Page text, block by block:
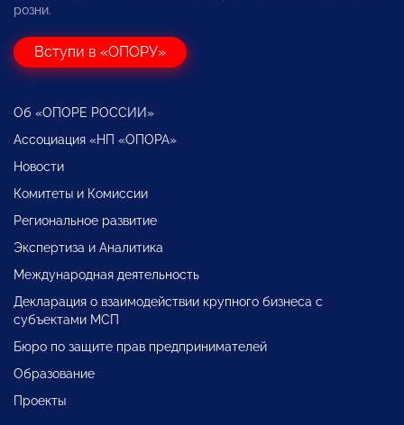
розни.
Вступи в «ОПОРУ»
Об «ОПОРЕ РОССИИ»
Ассоциация «НП «ОПОРА»
Новости
Комитеты и Комиссии
Региональное развитие
Экспертиза и Аналитика
Международная деятельность
Декларация о взаимодействии крупного бизнеса с
субъектами МСП
Бюро по защите прав предпринимателей
Образование
Проекты